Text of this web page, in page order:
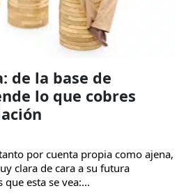
de la base de
lo que cobres
por cuenta propia como ajena,
clara de cara a su futura
esta se vea:...